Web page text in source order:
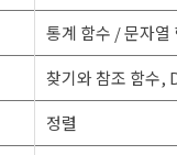
통계 함수 / 문자열
찾기와 참조 함수,
정렬